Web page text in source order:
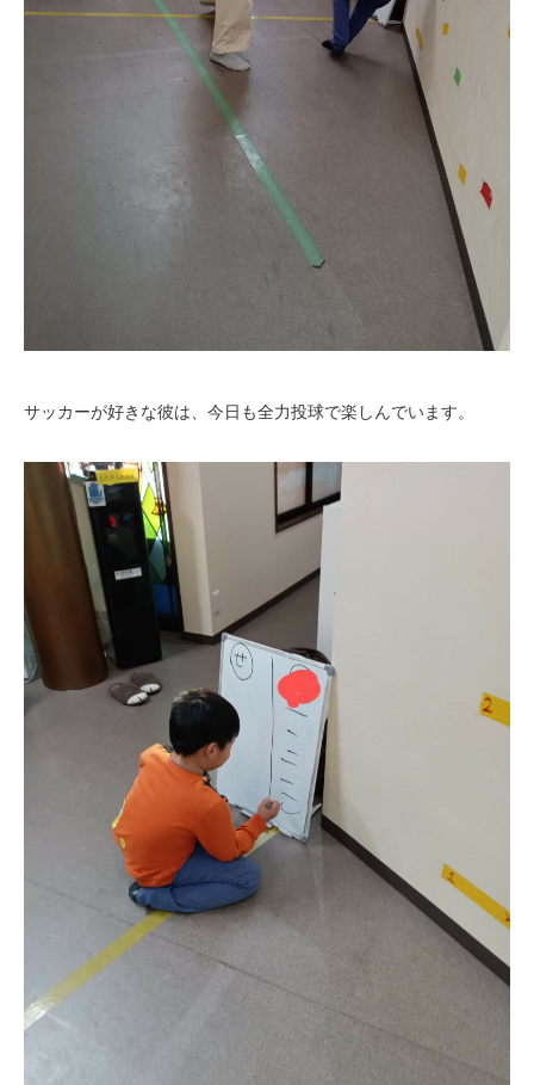
サッカーが好きな彼は、今日も全力投球で楽しんでいます。